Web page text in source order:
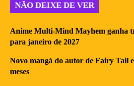
NÃO DEIXE DE VER
Anime Multi-Mind Mayhem ganha
para janeiro de 2027
Novo mangá do autor de Fairy Tail
meses